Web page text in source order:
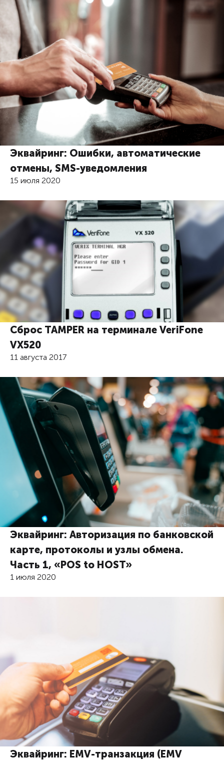
Эквайринг: Ошибки, автоматические
отмены, SMS-уведомления
15 июля 2020
Сброс TAMPER на терминале VeriFone
VX520
11 августа 2017
Эквайринг: Авторизация по банковской
карте, протоколы и узлы обмена.
Часть 1, «POS to HOST»
1 июля 2020
Эквайринг: EMV-транзакция (EMV